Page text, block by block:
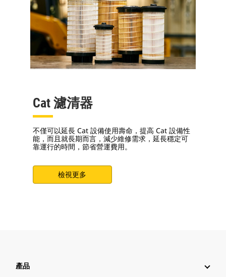
Cat 濾清器
不僅可以延長 Cat 設備使用壽命，提高 Cat 設備性
能，而且就長期而言，減少維修需求，延長穩定可
靠運行的時間，節省營運費用。
檢視更多
產品